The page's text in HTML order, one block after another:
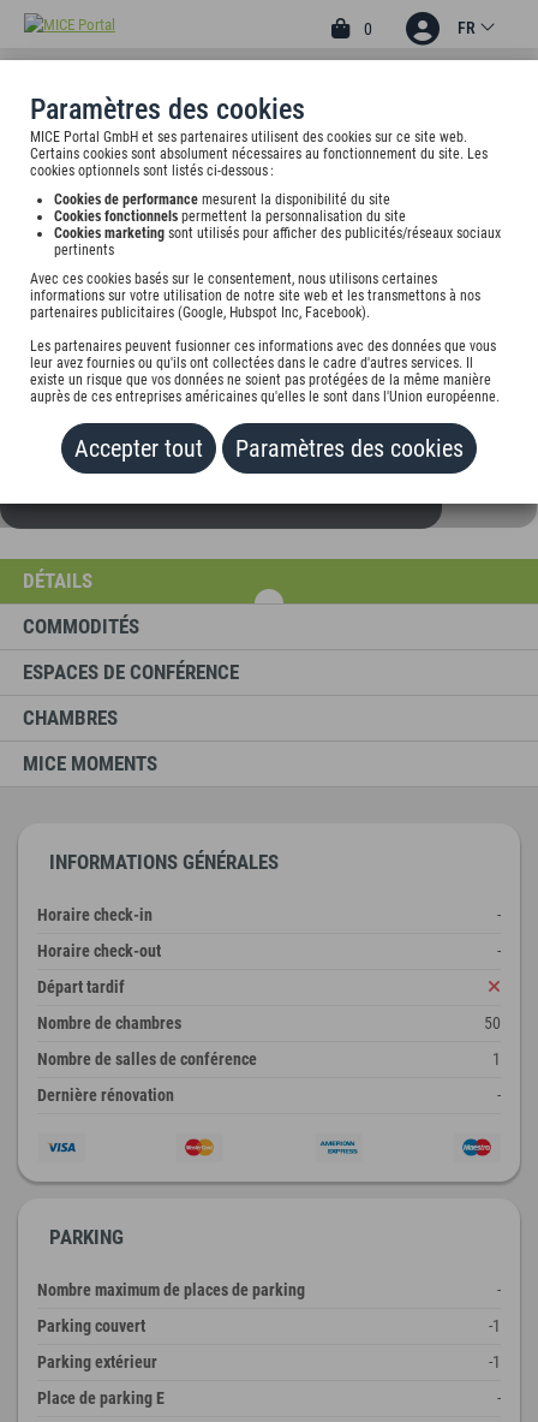
Paramètres des cookies
MICE Portal GmbH et ses partenaires utilisent des cookies sur ce site web.
Certains cookies sont absolument nécessaires au fonctionnement du site. Les
cookies optionnels sont listés ci-dessous :
Cookies de performance mesurent la disponibilité du site
Cookies fonctionnels permettent la personnalisation du site
Cookies marketing sont utilisés pour afficher des publicités/réseaux sociaux
pertinents
Avec ces cookies basés sur le consentement, nous utilisons certaines
informations sur votre utilisation de notre site web et les transmettons à nos
partenaires publicitaires (Google, Hubspot Inc, Facebook).
Les partenaires peuvent fusionner ces informations avec des données que vous
leur avez fournies ou qu'ils ont collectées dans le cadre d'autres services. Il
existe un risque que vos données ne soient pas protégées de la même manière
auprès de ces entreprises américaines qu'elles le sont dans l'Union européenne.
Accepter tout Paramètres des cookies
0 FR
4
ARCUS HOTEL GARNI
Vaterstettenerstr. 1, 85622 Weißenfeld, undefined
AJOUTER AU PORTEFEUILLE
DÉTAILS
COMMODITÉS
ESPACES DE CONFÉRENCE
CHAMBRES
MICE MOMENTS
INFORMATIONS GÉNÉRALES
Horaire check-in
-
Horaire check-out
-
Départ tardif
Nombre de chambres
50
Nombre de salles de conférence
1
Dernière rénovation
-
PARKING
Nombre maximum de places de parking
-
Parking couvert
-1
Parking extérieur
-1
Place de parking E
-